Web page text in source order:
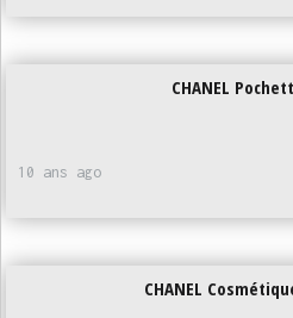
CHANEL
10 ans ago
CHANEL